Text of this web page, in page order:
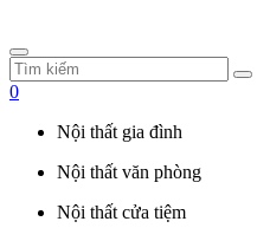
0
Nội thất gia đình
Nội thất văn phòng
Nội thất cửa tiệm